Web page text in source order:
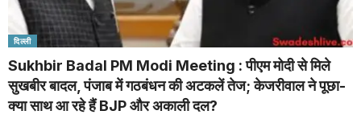
दिल्ली
Sukhbir Badal PM Modi Meeting : पीएम मोदी से मिले
सुखबीर बादल, पंजाब में गठबंधन की अटकलें तेज; केजरीवाल ने पूछा-
क्या साथ आ रहे हैं BJP और अकाली दल?